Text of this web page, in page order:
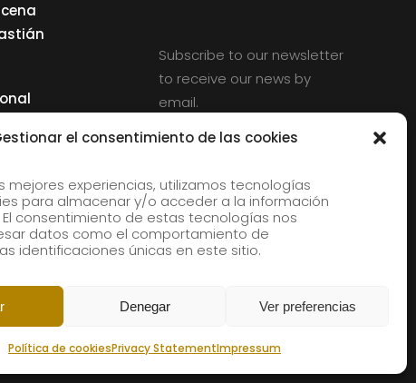
el consentimiento de las cookies
mejores experiencias, utilizamos tecnologías
para almacenar y/o acceder a la información
consentimiento de estas tecnologías nos
datos como el comportamiento de
identificaciones únicas en este sitio.
Denegar Ver preferencias
Política de cookiesPrivacy StatementImpressum
Subscribe to our newsletter
to receive our news by
email.